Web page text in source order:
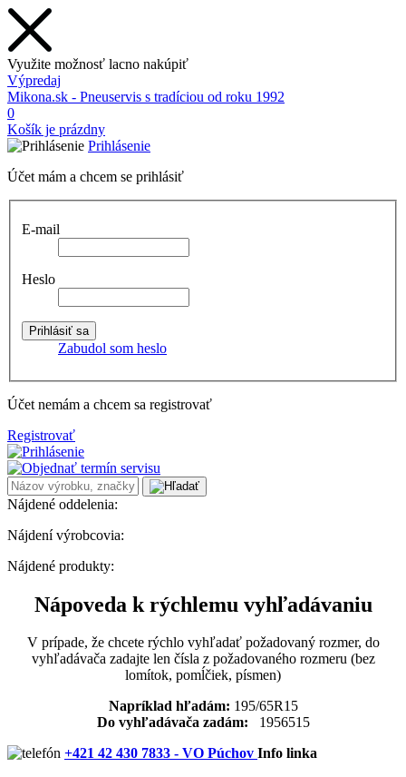
Využite možnosť lacno nakúpiť
Výpredaj
Mikona.sk - Pneuservis s tradíciou od roku 1992
0
Košík je prázdny
Prihlásenie
Účet mám a chcem se prihlásiť
E-mail
Heslo
Zabudol som heslo
Účet nemám a chcem sa registrovať
Registrovať
Nájdené oddelenia:
Nájdení výrobcovia:
Nájdené produkty:
Nápoveda k rýchlemu vyhľadávaniu
V prípade, že chcete rýchlo vyhľadať požadovaný rozmer, do
vyhľadávača zadajte len čísla z požadovaného rozmeru (bez
lomítok, pomĺčiek, písmen)
Napríklad hľadám: 195/65R15
Do vyhľadávača zadám: 1956515
+421 42 430 7833 - VO Púchov Info linka